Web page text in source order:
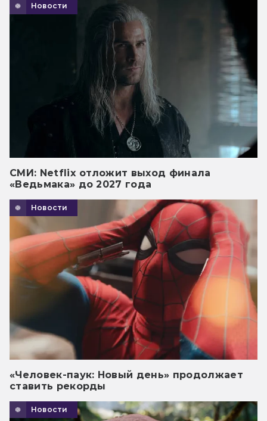
Новости
СМИ: Netflix отложит выход финала
«Ведьмака» до 2027 года
Новости
«Человек-паук: Новый день» продолжает
ставить рекорды
Новости